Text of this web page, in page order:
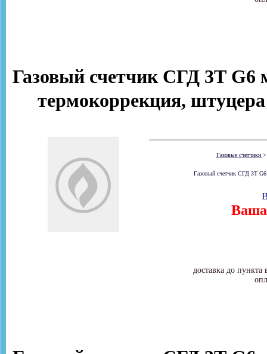
Газовый счетчик СГД 3Т G6
термокоррекция,
Газовые счетчики
Газовый счетчик СГД 3Т
Ваша
доставка до